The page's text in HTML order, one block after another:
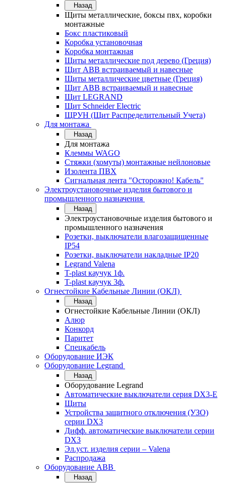
Назад
Щиты металлические, боксы пвх, коробки
монтажные
Бокс пластиковый
Коробка установочная
Коробка монтажная
Щиты металлические под дерево (Греция)
Щит ABB встраиваемый и навесные
Щиты металлические цветные (Греция)
Щит ABB встраиваемый и навесные
Щит LEGRAND
Щит Schneider Electric
ЩРУН (Щит Распределительный Учета)
Для монтажа
Назад
Для монтажа
Клеммы WAGO
Стяжки (хомуты) монтажные нейлоновые
Изолента ПВХ
Сигнальная лента "Осторожно! Кабель"
Электроустановочные изделия бытового и
промышленного назначения
Назад
Электроустановочные изделия бытового и
промышленного назначения
Розетки, выключатели влагозащищенные
IP54
Розетки, выключатели накладные IP20
Legrand Valena
T-plast каучук 1ф.
T-plast каучук 3ф.
Огнестойкие Кабельные Линии (ОКЛ)
Назад
Огнестойкие Кабельные Линии (ОКЛ)
Алюр
Конкорд
Паритет
Спецкабель
Оборудование ИЭК
Оборудование Legrand
Назад
Оборудование Legrand
Автоматические выключатели серия DX3-E
Щиты
Устройства защитного отключения (УЗО)
серии DX3
Дифф. автоматические выключатели серии
DX3
Эл.уст. изделия серии – Valena
Распродажа
Оборудование АВВ
Назад